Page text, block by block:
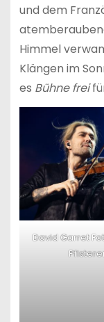
und dem
Himmel
Klängen im
es Bühne frei
David Garret